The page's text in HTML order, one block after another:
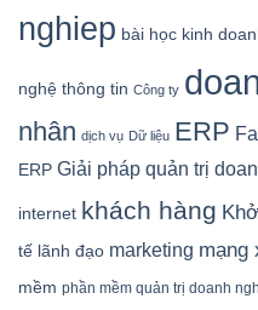
nghiep bài học kinh
nghệ thông tin Công ty
nhân dịch vụ Dữ liệu ERP
ERP Giải pháp quản trị
internet khách hàng
tế lãnh đạo marketing mạng
mềm phần mềm quản trị doanh